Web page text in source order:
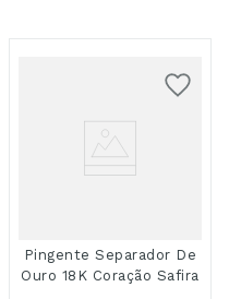
Pingente Separador De
Ouro 18K Coração Safira